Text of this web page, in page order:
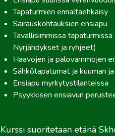
Tapaturmien ennaltaehkäisy​
Sairauskohtauksien ensiapu
Tavallisimmissa
Nyrjähdykset ja ryhjeet)
Haavojen ja palovammojen
Sähkötapatumat ja kuuman
Ensiapu myrkytystilanteissa
Psyykkisen ensiavun
Kurssi suoritetaan etänä